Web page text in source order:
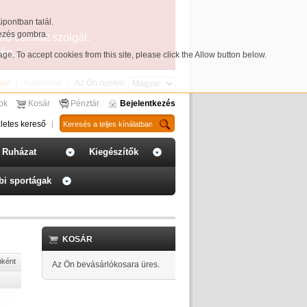
talál.
gombra.
. To accept cookies from this site, please click the Allow button below.
célokat szolgál.
Az Ön nyelve:
Kosár Pénztár Bejelentkezés
kereső
Ruházat Kiegészítők
sportágak
KOSÁR
Az Ön bevásárlókosara üres.